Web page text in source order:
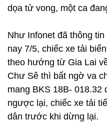
dọa tử vong, một ca
Như Infonet đã thông
nay 7/5, chiếc xe tải
theo hướng từ Gia Lai
Chư Sê thì bất ngờ va
mang BKS 18B- 018.32
ngược lại, chiếc xe tải
dân trước khi dừng lại.